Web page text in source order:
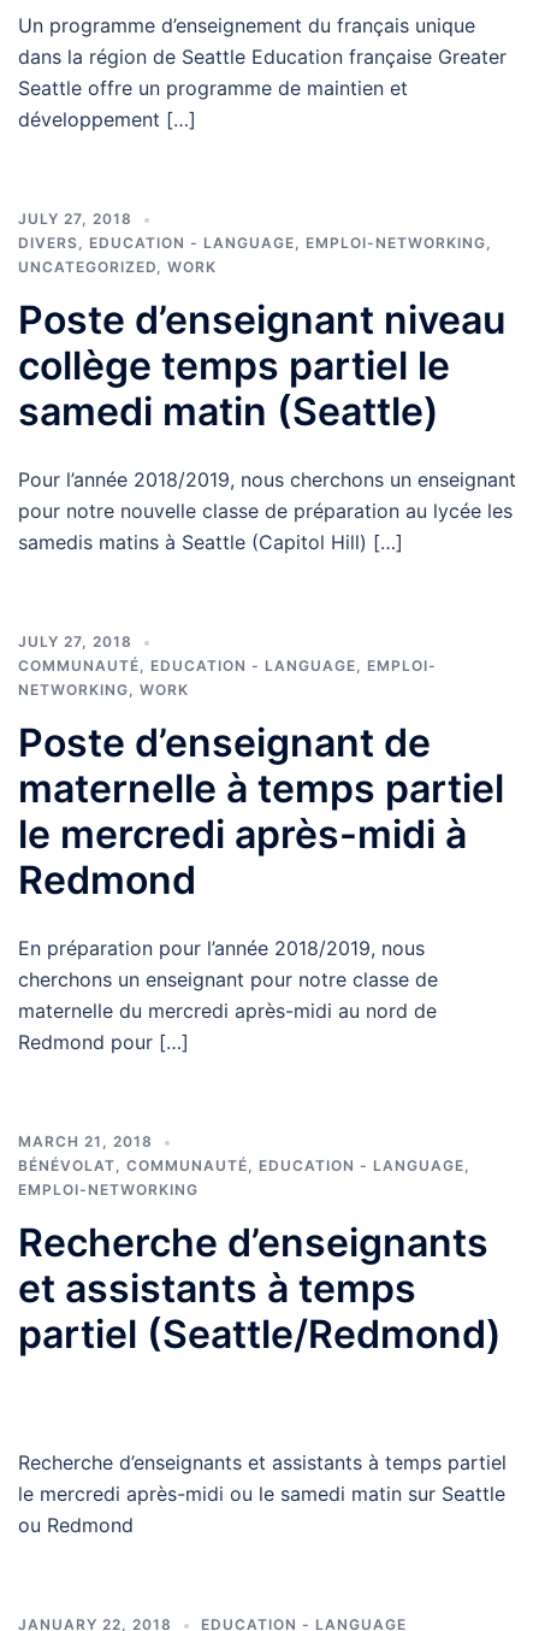
Un programme d’enseignement du français unique
dans la région de Seattle Education française Greater
Seattle offre un programme de maintien et
développement […]
JULY 27, 2018
DIVERS, EDUCATION - LANGUAGE, EMPLOI-NETWORKING,
UNCATEGORIZED, WORK
Poste d’enseignant niveau
collège temps partiel le
samedi matin (Seattle)
Pour l’année 2018/2019, nous cherchons un enseignant
pour notre nouvelle classe de préparation au lycée les
samedis matins à Seattle (Capitol Hill) […]
JULY 27, 2018
COMMUNAUTÉ, EDUCATION - LANGUAGE, EMPLOI-
NETWORKING, WORK
Poste d’enseignant de
maternelle à temps partiel
le mercredi après-midi à
Redmond
En préparation pour l’année 2018/2019, nous
cherchons un enseignant pour notre classe de
maternelle du mercredi après-midi au nord de
Redmond pour […]
MARCH 21, 2018
BÉNÉVOLAT, COMMUNAUTÉ, EDUCATION - LANGUAGE,
EMPLOI-NETWORKING
Recherche d’enseignants
et assistants à temps
partiel (Seattle/Redmond)
Recherche d’enseignants et assistants à temps partiel
le mercredi après-midi ou le samedi matin sur Seattle
ou Redmond
JANUARY 22, 2018 EDUCATION - LANGUAGE